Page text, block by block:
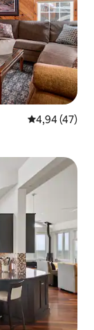
4,94 av 5 i
4,94 (47)